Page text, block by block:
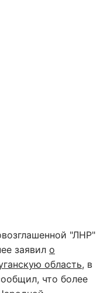
"ЛНР"
заявил о
область, в
что более